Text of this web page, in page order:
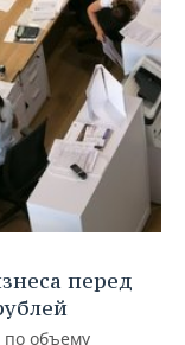
перед
по объему